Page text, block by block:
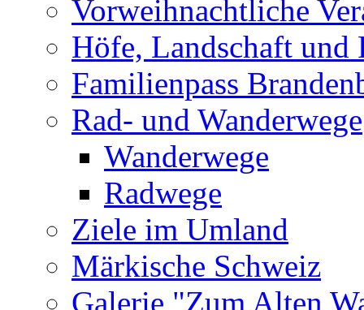
Vorweihnachtliche
Höfe, Landschaft und
Familienpass
Rad- und Wanderwege
Wanderwege
Radwege
Ziele im Umland
Märkische Schweiz
Galerie "Zum Alten